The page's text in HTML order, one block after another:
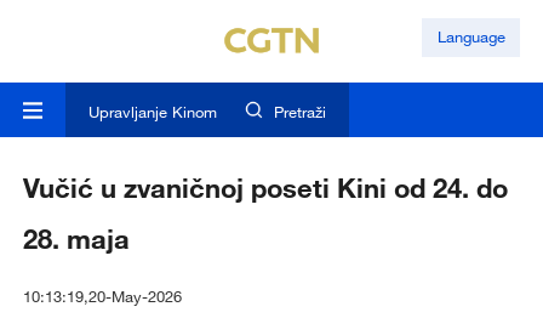
Language
Upravljanje Kinom Pretraži
Vučić u zvaničnoj poseti Kini od 24. do
28. maja
10:13:19,20-May-2026